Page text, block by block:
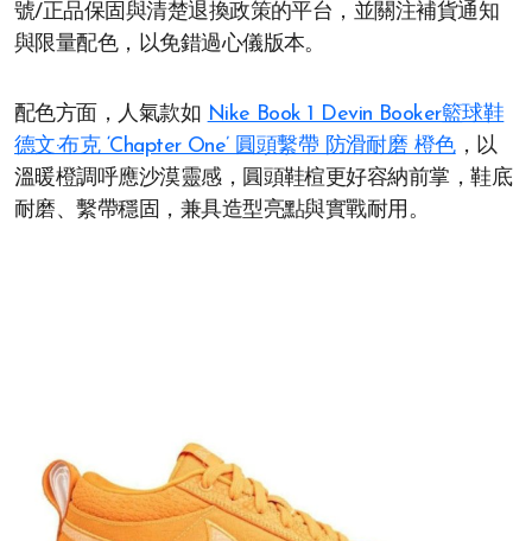
號/正品保固與清楚退換政策的平台，並關注補貨通知
與限量配色，以免錯過心儀版本。
配色方面，人氣款如 Nike Book 1 Devin Booker籃球鞋
德文·布克 ‘Chapter One’ 圓頭繫帶 防滑耐磨 橙色，以
溫暖橙調呼應沙漠靈感，圓頭鞋楦更好容納前掌，鞋底
耐磨、繫帶穩固，兼具造型亮點與實戰耐用。